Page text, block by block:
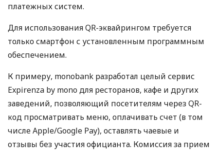
платежных систем.
Для использования QR-эквайрингом требуется
только смартфон с установленным программным
обеспечением.
К примеру, monobank разработал целый сервис
Expirenza by mono для ресторанов, кафе и других
заведений, позволяющий посетителям через QR-
код просматривать меню, оплачивать счет (в том
числе Apple/Google Pay), оставлять чаевые и
отзывы без участия официанта. Комиссия за прием